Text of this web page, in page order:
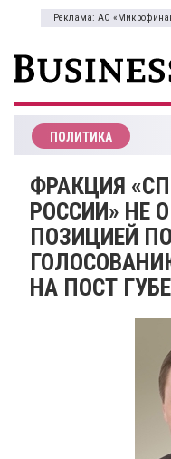
Реклама: АО
ПОЛИТИКА
ФРАКЦИЯ
РОССИИ» НЕ
ПОЗИЦИЕЙ
НА ПОСТ